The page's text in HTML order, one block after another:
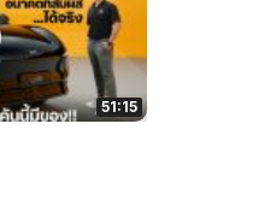
51:15